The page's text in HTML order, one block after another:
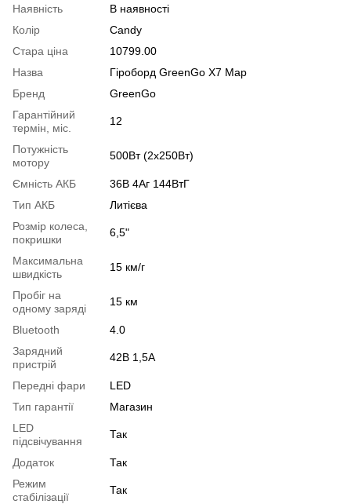
Наявність
В наявності
Колір
Candy
Стара ціна
10799.00
Назва
Гіроборд GreenGo X7 Map
Бренд
GreenGo
Гарантійний
термін, міс.
12
Потужність
мотору
500Вт (2х250Вт)
Ємність АКБ
36В 4Аг 144ВтГ
Тип АКБ
Литієва
Розмір колеса,
покришки
6,5"
Максимальна
швидкість
15 км/г
Пробіг на
одному заряді
15 км
Bluetooth
4.0
Зарядний
пристрій
42В 1,5А
Передні фари
LED
Тип гарантії
Магазин
LED
підсвічування
Так
Додаток
Так
Режим
стабілізації
Так